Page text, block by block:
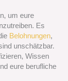
um eure
Es
Belohnungen,
unschätzbar.
Wissen
eure berufliche